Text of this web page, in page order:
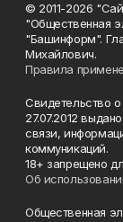
© 2011-2026
"Общественная
"Башинформ".
Михайлович.
Правила
Свидетельство
27.07.2012
связи,
коммуникаций.
18+ запрещено
Об
Общественная